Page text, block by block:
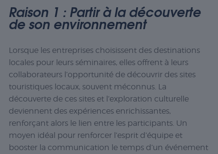
Raison 1 : Partir à la découverte
de son environnement
Lorsque les entreprises choisissent des destinations
locales pour leurs séminaires, elles offrent à leurs
collaborateurs l’opportunité de découvrir des sites
touristiques locaux, souvent méconnus. La
découverte de ces sites et l’exploration culturelle
deviennent des expériences enrichissantes,
renforçant alors le lien entre les participants. Un
moyen idéal pour renforcer l’esprit d’équipe et
booster la communication le temps d’un événement